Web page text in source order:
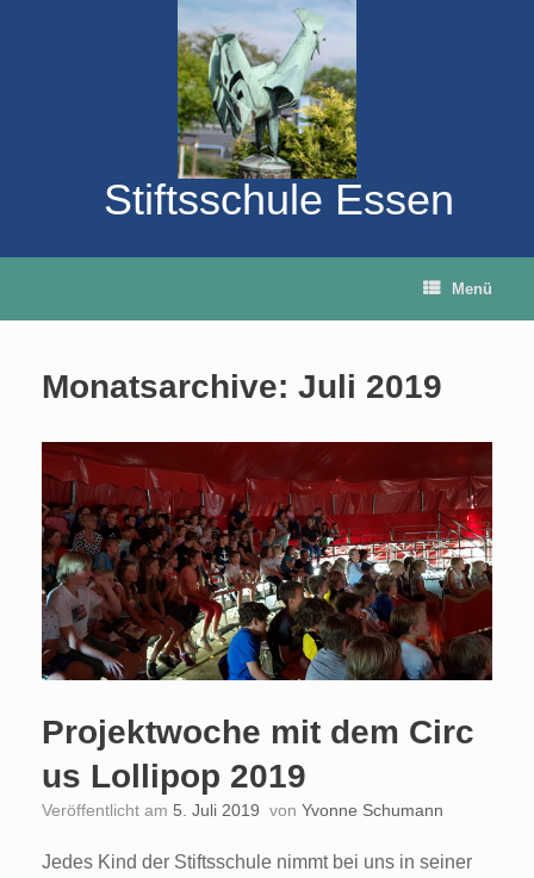
Stiftsschule Essen
Menü
Monatsarchive: Juli 2019
Projektwoche mit dem Circ
us Lollipop 2019
Veröffentlicht am 5. Juli 2019 von Yvonne Schumann
Jedes Kind der Stiftsschule nimmt bei uns in seiner